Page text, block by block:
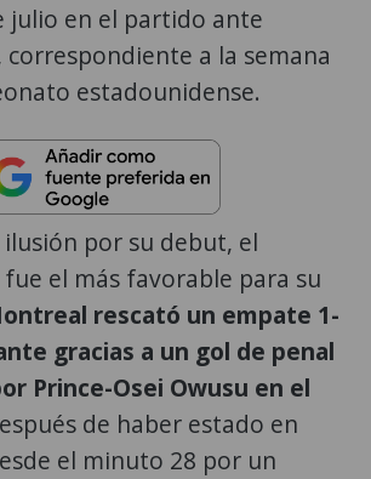
julio en el partido ante
correspondiente a la semana
estadounidense.
ilusión por su debut, el
el más favorable para su
rescató un empate 1-
gracias a un gol de penal
Prince-Osei Owusu en el
de haber estado en
el minuto 28 por un